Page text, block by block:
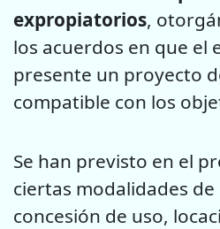
expropiatorios,
los acuerdos en que el
presente un proyecto
compatible con los
Se han previsto en el
ciertas modalidades
concesión de uso,